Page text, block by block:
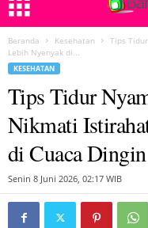
Beranda Kesehatan
Tips
Lebih Nyenyak di...
KESEHATAN
Tips Tidur
Nikmati
di Cuaca Dingin
Senin 8 Juni 2026, 02:17 WIB